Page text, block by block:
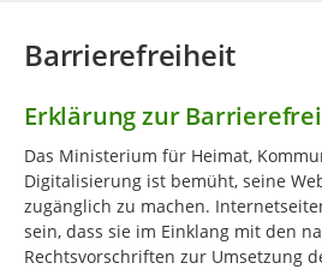
Barrierefreiheit
Erklärung zur
Das Ministerium für Heimat,
Digitalisierung ist bemüht, seine
zugänglich zu machen.
sein, dass sie im Einklang mit den
Rechtsvorschriften zur Umsetzung